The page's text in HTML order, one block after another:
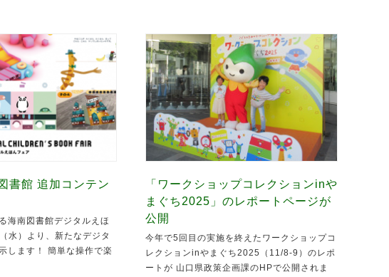
書館 追加コンテン
海南図書館デジタルえほ
水）より、新たなデジタ
します！ 簡単な操作で楽
「ワークショップコレクションinや
まぐち2025」のレポートページが
公開
今年で5回目の実施を終えたワークショップコ
レクションinやまぐち2025（11/8-9）のレポ
ートが 山口県政策企画課のHPで公開されま